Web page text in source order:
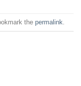
the permalink